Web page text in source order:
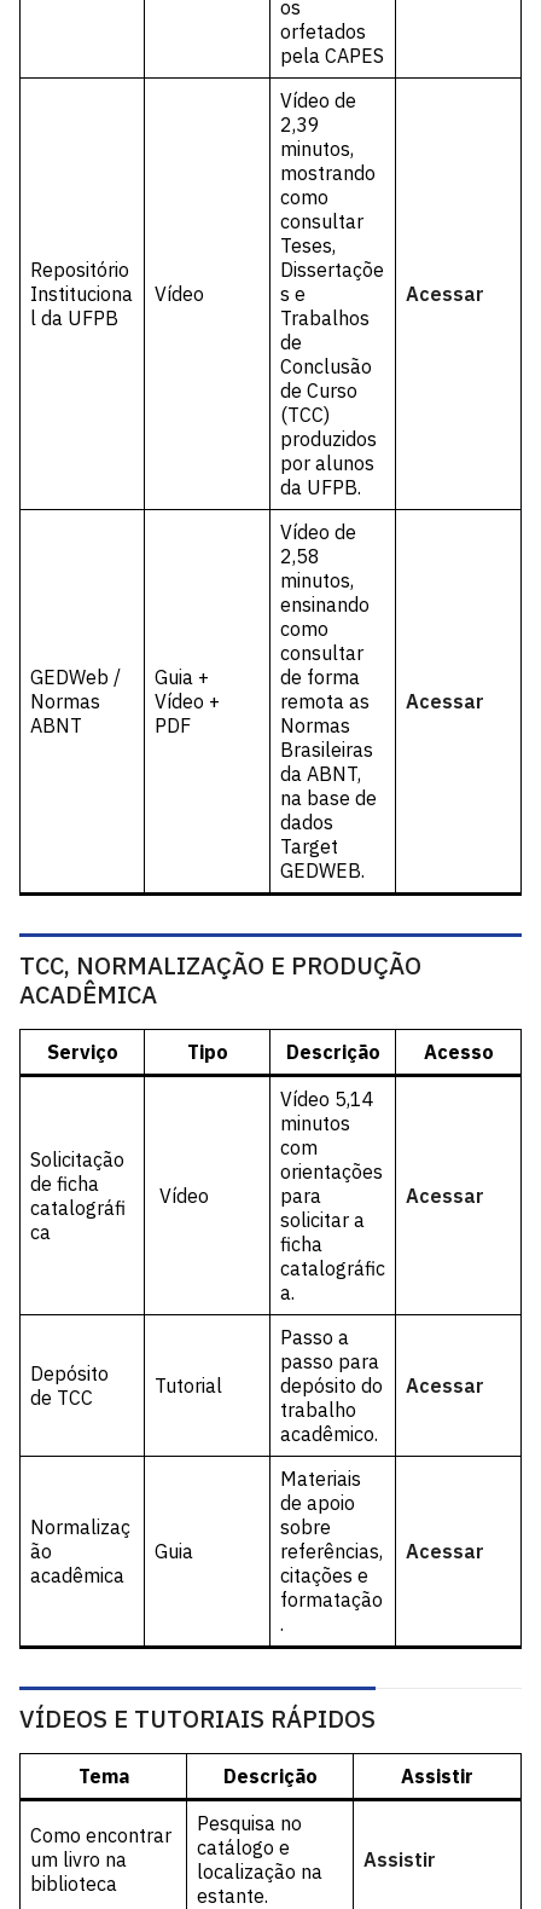
os
orfetados
pela CAPES
Repositório
Instituciona
l da UFPB
Vídeo
Vídeo de
2,39
minutos,
mostrando
como
consultar
Teses,
Dissertaçõe
s e
Trabalhos
de
Conclusão
de Curso
(TCC)
produzidos
por alunos
da UFPB.
Acessar
GEDWeb /
Normas
ABNT
Guia +
Vídeo +
PDF
Vídeo de
2,58
minutos,
ensinando
como
consultar
de forma
remota as
Normas
Brasileiras
da ABNT,
na base de
dados
Target
GEDWEB.
Acessar
TCC, NORMALIZAÇÃO E PRODUÇÃO
ACADÊMICA
Serviço Tipo Descrição Acesso
Solicitação
de ficha
catalográfi
ca
Vídeo
Vídeo 5,14
minutos
com
orientações
para
solicitar a
ficha
catalográfic
a.
Acessar
Depósito
de TCC
Tutorial
Passo a
passo para
depósito do
trabalho
acadêmico.
Acessar
Normalizaç
ão
acadêmica
Guia
Materiais
de apoio
sobre
referências,
citações e
formatação
.
Acessar
VÍDEOS E TUTORIAIS RÁPIDOS
Tema Descrição Assistir
Como encontrar
um livro na
biblioteca
Pesquisa no
catálogo e
localização na
estante.
Assistir